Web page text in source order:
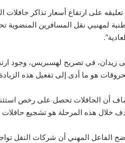
على ارتفاع أسعار تذاكر حافلات
لمهنيي نقل المسافرين المنضوية
زيدان، في تصريح لهسبريس، وجود
هو ما أدى إلى تفعيل هذه
خلال هذه المرحلة هو تشجيع
الفاعل المهني أن شركات النقل